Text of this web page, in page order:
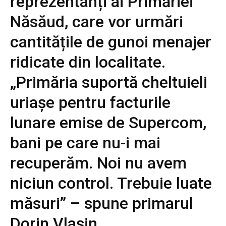
Năsăud, care vor urmări
cantitățile de gunoi menajer
ridicate din localitate.
„Primăria suportă cheltuieli
uriașe pentru facturile
lunare emise de Supercom,
bani pe care nu-i mai
recuperăm. Noi nu avem
niciun control. Trebuie luate
măsuri” – spune primarul